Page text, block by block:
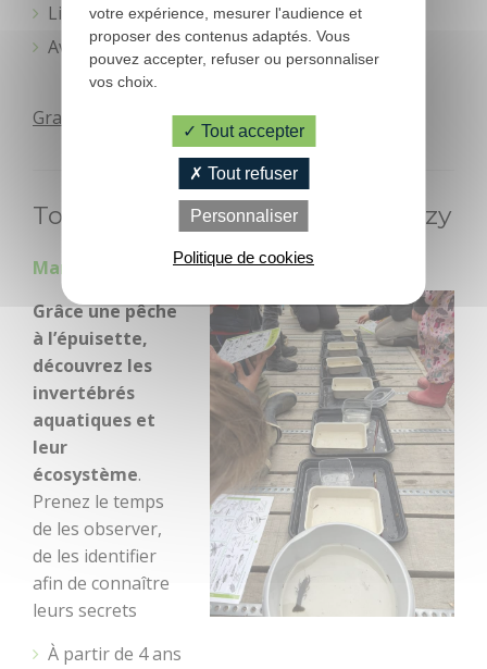
Office de
Tourisme
Contactez-nous
Brochures
Accès et
transports
Boutique
Groupes et
séminaires
Lieu de rendez-vous donné à l'inscription
Avec Kristell Corre /Cueillir
Gratuit sur inscription à l'Office de Tourisme
Tous à la mare - Pluméliau-Bieuzy
Mardi 18 août à 14h30
Grâce une pêche
à l’épuisette,
découvrez les
invertébrés
aquatiques et
leur
écosystème.
Prenez le temps
de les observer,
de les identifier
afin de connaître
leurs secrets
À partir de 4 ans
votre expérience, mesurer l'audience et
proposer des contenus adaptés. Vous
pouvez accepter, refuser ou personnaliser
vos choix.
Tout accepter
Tout refuser
Personnaliser
Politique de cookies